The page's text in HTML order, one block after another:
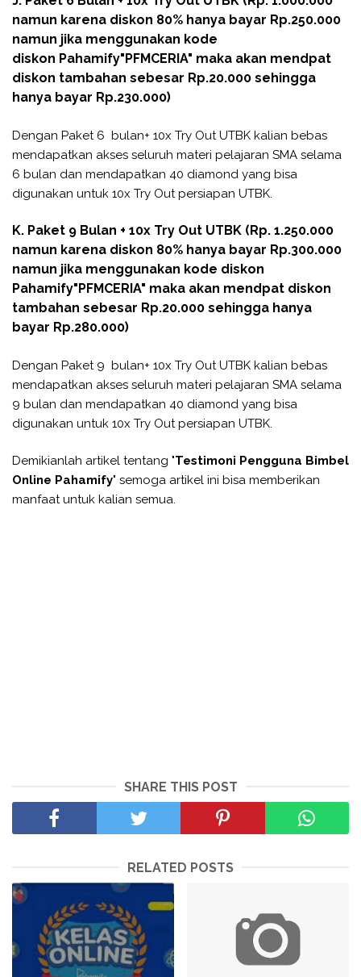
namun karena diskon 80% hanya bayar Rp.250.000
namun jika menggunakan kode
diskon Pahamify"PFMCERIA" maka akan mendpat
diskon tambahan sebesar Rp.20.000 sehingga
hanya bayar Rp.230.000)
Dengan Paket 6 bulan+ 10x Try Out UTBK kalian bebas
mendapatkan akses seluruh materi pelajaran SMA selama
6 bulan dan mendapatkan 40 diamond yang bisa
digunakan untuk 10x Try Out persiapan UTBK.
K. Paket 9 Bulan + 10x Try Out UTBK (Rp. 1.250.000
namun karena diskon 80% hanya bayar Rp.300.000
namun jika menggunakan kode diskon
Pahamify"PFMCERIA" maka akan mendpat diskon
tambahan sebesar Rp.20.000 sehingga hanya
bayar Rp.280.000)
Dengan Paket 9 bulan+ 10x Try Out UTBK kalian bebas
mendapatkan akses seluruh materi pelajaran SMA selama
9 bulan dan mendapatkan 40 diamond yang bisa
digunakan untuk 10x Try Out persiapan UTBK.
Demikianlah artikel tentang "Testimoni Pengguna Bimbel
Online Pahamify" semoga artikel ini bisa memberikan
manfaat untuk kalian semua.
SHARE THIS POST
RELATED POSTS